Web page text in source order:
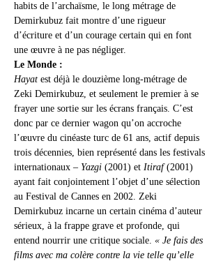
habits de l’archaïsme, le long métrage de
Demirkubuz fait montre d’une rigueur
d’écriture et d’un courage certain qui en font
une œuvre à ne pas négliger.
Le Monde :
Hayat est déjà le douzième long-métrage de
Zeki Demirkubuz, et seulement le premier à se
frayer une sortie sur les écrans français. C’est
donc par ce dernier wagon qu’on accroche
l’œuvre du cinéaste turc de 61 ans, actif depuis
trois décennies, bien représenté dans les festivals
internationaux – Yazgi (2001) et Itiraf (2001)
ayant fait conjointement l’objet d’une sélection
au Festival de Cannes en 2002. Zeki
Demirkubuz incarne un certain cinéma d’auteur
sérieux, à la frappe grave et profonde, qui
entend nourrir une critique sociale. « Je fais des
films avec ma colère contre la vie telle qu’elle